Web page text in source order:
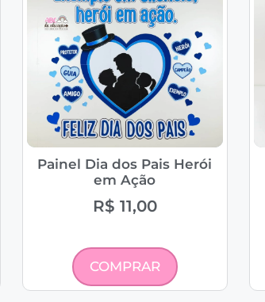
Painel Dia dos Pais Herói
em Ação
R$ 11,00
COMPRAR